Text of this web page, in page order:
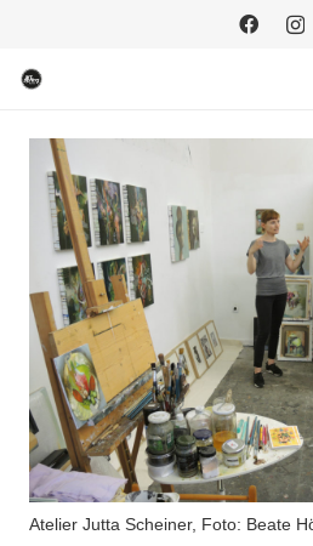
Atelier Jutta Scheiner, Foto: Beate